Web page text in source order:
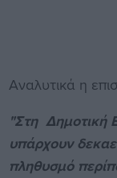
Αναλυτικά η
"Στη Δημοτική
υπάρχουν
πληθυσμό